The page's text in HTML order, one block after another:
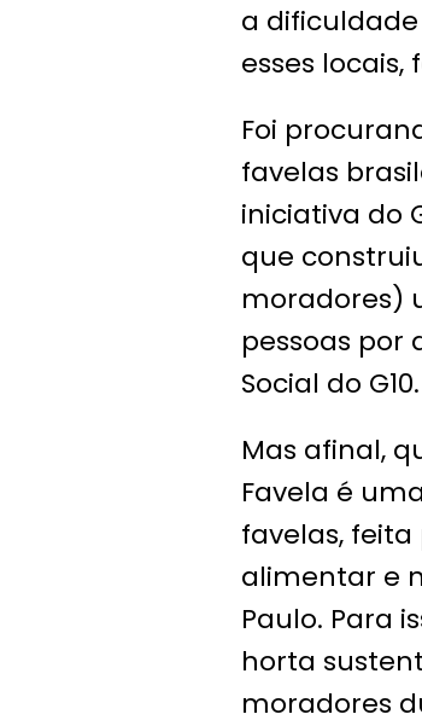
a
esses locais,
Foi
favelas
iniciativa do
que
moradores)
pessoas por
Social do G10.
Mas afinal,
Favela é
favelas,
alimentar e
Paulo. Para
horta
moradores